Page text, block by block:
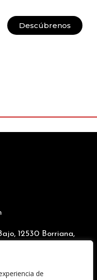
de
Descúbrenos
12530 Borriana,